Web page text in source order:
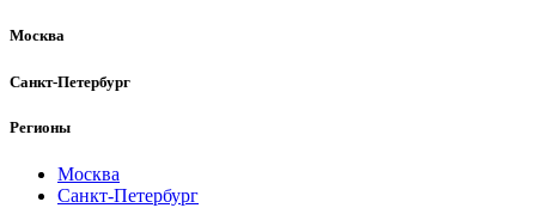
Москва
Санкт-Петербург
Регионы
Москва
Санкт-Петербург